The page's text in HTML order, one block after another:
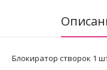
Блокиратор створок 1